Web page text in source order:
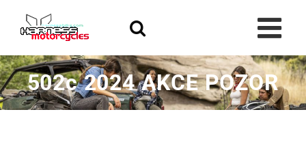
content
502c 2024 AKCE POZOR